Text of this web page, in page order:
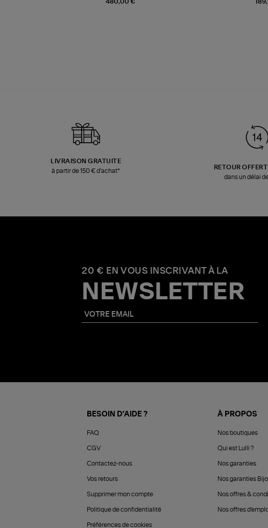
480,00 €
LIVRAISON GRATUITE
à partir de 150 € d'achat*
RETOUR
dans un délai
20 € EN VOUS INSCRIVANT À LA
NEWSLETTER
BESOIN D'AIDE ?
FAQ
CGV
Contactez-nous
Vos retours
Supprimer mon compte
Politique de confidentialité
Préférences de cookies
À PROPOS
Nos boutiques
Qui est Lulli ?
Nos garanties
Nos garanties
Nos offres &
Nos offres